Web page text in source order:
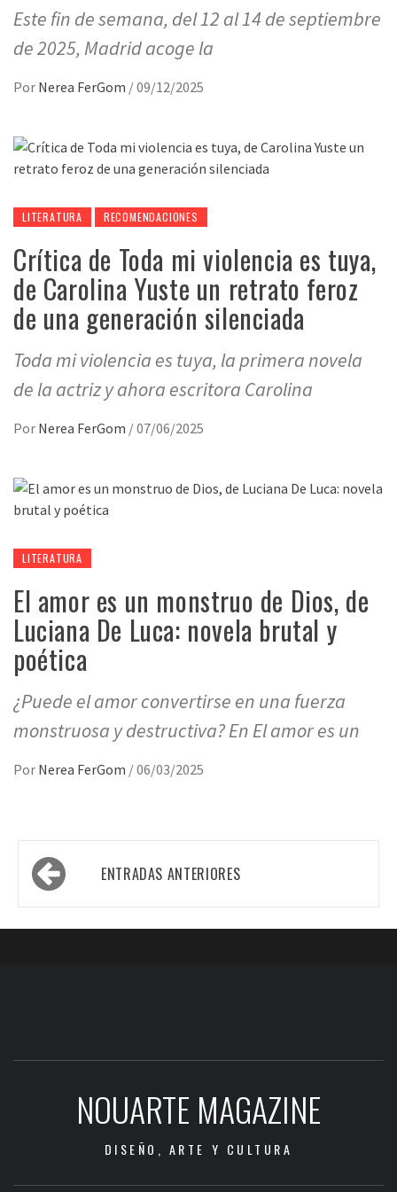
Este fin de semana, del 12 al 14 de septiembre
de 2025, Madrid acoge la
Por Nerea FerGom /09/12/2025
LITERATURA RECOMENDACIONES
Crítica de Toda mi violencia es tuya,
de Carolina Yuste un retrato feroz
de una generación silenciada
Toda mi violencia es tuya, la primera novela
de la actriz y ahora escritora Carolina
Por Nerea FerGom /07/06/2025
LITERATURA
El amor es un monstruo de Dios, de
Luciana De Luca: novela brutal y
poética
¿Puede el amor convertirse en una fuerza
monstruosa y destructiva? En El amor es un
Por Nerea FerGom /06/03/2025
Navegación
de
entradas
ENTRADAS ANTERIORES
NOUARTE MAGAZINE
DISEÑO, ARTE Y CULTURA